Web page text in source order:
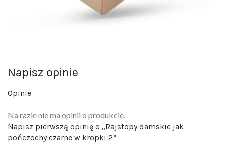
Napisz opinie
Opinie
Na razie nie ma opinii o produkcie.
Napisz pierwszą opinię o „Rajstopy damskie jak
pończochy czarne w kropki 2”